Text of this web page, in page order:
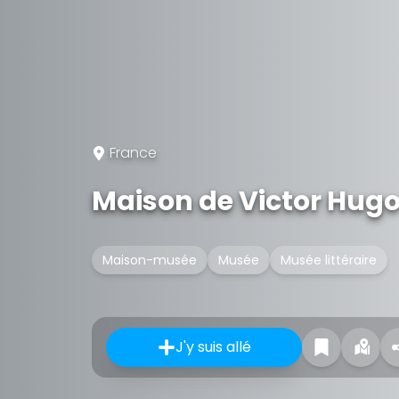
France
Maison de Victor
Maison-musée Musée Musée littéraire
J'y suis allé